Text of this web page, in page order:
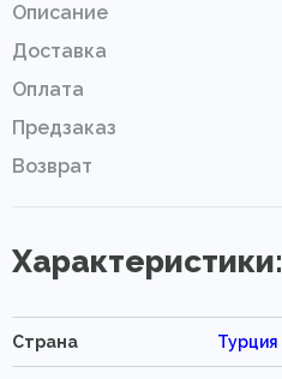
Описание
Доставка
Оплата
Предзаказ
Возврат
Характеристики:
Страна Турция